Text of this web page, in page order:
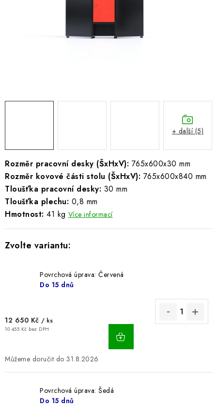
HODNOCENÍ OBCHODU
B2B - VELKOOBCHOD
NAPIŠTE NÁM
KONTAKTY
BLOG
Odstoupení od kupní smlouvy
Často kladené dotazy
Obchodní a dodací podmínky
Moje objednávka
Rozměr pracovní desky (ŠxHxV): 765x600x30 mm
Rozměr kovové části stolu (ŠxHxV): 765x600x840 mm
Tloušťka pracovní desky: 30 mm
Tloušťka plechu: 0,8 mm
Hmotnost: 41 kg Více informací
Povrchová úprava: Červená
Do 15 dnů
12 650 Kč / ks
10 455 Kč bez DPH
31.8.2026
Povrchová úprava: Šedá
Do 15 dnů
+ další (5)